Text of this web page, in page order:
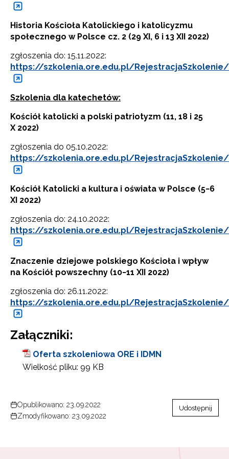
Historia Kościoła Katolickiego i katolicyzmu
społecznego w Polsce cz. 2 (29 XI, 6 i 13 XII 2022)
zgłoszenia do: 15.11.2022:
https://szkolenia.ore.edu.pl/RejestracjaSzkolenie/
Szkolenia dla katechetów:
Kościół katolicki a polski patriotyzm (11, 18 i 25
X 2022)
zgłoszenia do 05.10.2022:
https://szkolenia.ore.edu.pl/RejestracjaSzkolenie/
Kościół Katolicki a kultura i oświata w Polsce (5−6
XI 2022)
zgłoszenia do: 24.10.2022:
https://szkolenia.ore.edu.pl/
Znaczenie dziejowe polskiego Kościoła i wpływ
na Kościół powszechny (10−11 XII 2022)
zgłoszenia do: 26.11.2022:
https://szkolenia.ore.edu.pl/
Załączniki:
Oferta szkoleniowa ORE i IDMN
Wielkość pliku: 99 KB
Opublikowano: 23.09.2022
Zmodyfikowano: 23.09.2022
Udostępnij